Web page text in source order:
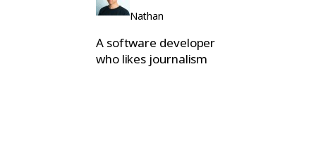
Nathan
A software developer
who likes journalism